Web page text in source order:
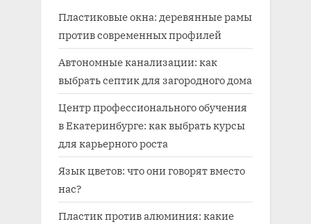
Пластиковые окна: деревянные рамы
против современных профилей
Автономные канализации: как
выбрать септик для загородного дома
Центр профессионального обучения
в Екатеринбурге: как выбрать курсы
для карьерного роста
Язык цветов: что они говорят вместо
нас?
Пластик против алюминия: какие